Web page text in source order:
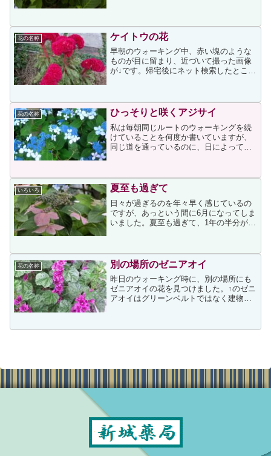
も留まりにくい反面、風...
花の名称 ケイトウの花
早朝のウォーキング中、赤い塊のような
ものが目に留まり、近づいて撮った画像
が↓です。帰宅後にネット検索したとこ
の画像検索でもトサカケイトウがヒット
しましたので、可能...
花の名称 ひっそりと咲くアジサイ
私は毎朝同じルートのウォーキングを続
けていることを何度か書いていますが、
同じ道を通っているのに、日によって目
の木陰にひっそりと咲くアジサイを見つ
けました。そのアジサイは...
いろいろ 夏至も過ぎて
日々が過ぎるのを年々早く感じているの
ですが、あっという間に6月になってしま
いました。夏至も過ぎて、1年の半分がも
と同じアジサイなのですが、もう秋色に
変色していたこと...
花の名称 別の場所のゼニアオイ
昨日のウォーキング時に、別の場所にも
ゼニアオイの花を見つけました。↑のゼニ
アオイはグリーンベルトではなく建物と
ている場所は花壇ではないですし、手入